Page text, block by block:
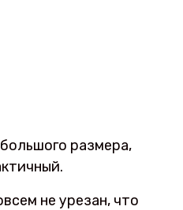
размера,
не урезан, что